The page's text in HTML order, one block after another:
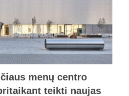
menų centro
teikti naujas